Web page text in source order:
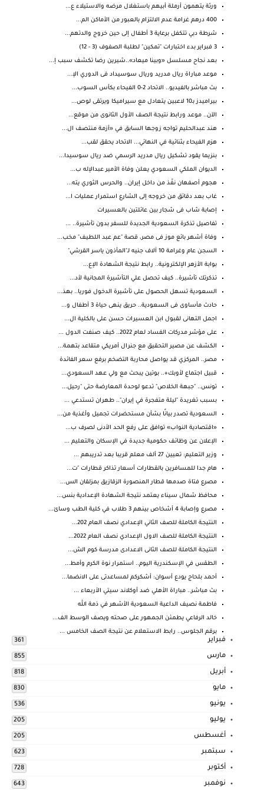
ورثة يتهمون أرملة أبيهم باستغلال مرضه والاستيلاء ع...
400 درهم غرامة عدم الالتزام بالعبور من الأماكن الم...
شرطة دبي تتكفل برعاية 3 أطفال إلى حين خروج والدتهم...
3 فبراير بدء اختبارات "تمكين" لطلبة الصفوف (3 - 12)
بعد نجاح مسلسل «وبينا ميعاد»..شيرين رضا تكشف سبب إ...
موعد مباراة ريال مدريد وريال سوسيداد فى الدوري الإ...
بث مباشر بالفيديو.. الاتحاد 2-0 الفيحاء بكأس السوب...
بيراميدز بـ10 لاعبين يتعادل مع سيراميكا ويرتقى لوص...
الآن.. موعد ورابط نتيجة الصف الأول الثانوى من موقع...
هند عبدالحليم تواجه زوجها السابق في «أزمة منتصف ال...
هزم الفيحاء بثنائية في النهائي... الاتحاد يحقق لقب...
بنزيما يقود تشكيل ريال مدريد الرسمي ضد ريال سوسيدا...
الديوان الملكي السعودي يعلن وفاة الأمير عبدالإله ب...
هجوم أصفهان نفّذ من داخل إيران.. والحرس الثوري يته...
غاب بعد دقائق من خروجه إلى الشارع استمرار عمليات ا...
إصابة شاب فى شجار بين عائلتين بالعسيرات
تفاصيل تذكرة السعودية الجديدة للسفر بدون تأشيرة.. ...
وفاة أشهر بائع موز فى مصر، قصة "عم عبد اللطيف" مخب...
السجن عام وغرامة 10 آلاف جنيه لـ"المأذون ياسر القرشي"
بوابة الأزهر الإلكترونية.. رابط نتيجة الشهادة الإع...
تذكرتك تأشيرة.. كيف تحصل علي التأشيرة المجانية لأد...
السعودية تسهل الحصول على تأشيرة الدخول فوريا.. بهذ...
حادث مأساوى فى السعودية.. حريق ينهى حياة 3 أطفال و...
اجمل التهانى لقبول ابن العسيرات حسن على بالكلية ال...
على مؤشر مدركات الفساد لعام 2022.. كيف صنفت الدول ...
الكشف عن مصير التحقيق مع جنرال أمريكي متقاعد بتهمة...
مصر.. المركزي قد يواصل محاربة التضخم برفع سعر الفائدة
قبيل اجتماع لأوبك+.. بوتين يبحث مع ولي عهد السعودي...
تونس.. "جبهة الخلاص" تدعو لوحدة المعارضة حتى "رحيل...
بسبب تغريدة "ليلة متفجرة في إيران".. طهران تستدعي ...
السعودية تصدر بيانًا بشأن مستحضرات تجميل وأغذية من...
«اقتصادية النواب» توافق على رفع الحد الأدنى لصرف ب...
الإعلان عن وظائف حكومية جديدة في الإسكان والتعليم ...
وزير التعليم: تعيين 27 ألف معلم قريبا بعد تدريبهم ...
هام جدا للمسافرين بالقطارات أسعار تذاكر قطارات "ت...
مصرع فتاة صدمها قطار المنصورة الزقازيق بمزلقان الس...
محافظ شمال سيناء يعتمد نتيجة الشهادة الإعدادية بنس...
مصرع وإصابة 4 أشخاص بينهم 3 طلاب في كلية الطب وسائ...
النتيجة الكاملة للصف الثاني الإعدادي نصف العام 202...
النتيجة الكاملة للصف الاول الإعدادي نصف العام 2022...
النتيجة الكاملة للصف الثانى الاعدادى مدرسة كوم الش...
الطقس في الإسكندرية اليوم.. استمرار نوة الكرم وأمط...
أحمد بلحاج يودع أسوان: أشكركم لمساعدتى على الانضما...
بث مباشر.. مباراة الأهلي ضد أوكلاند سيتي الأربعاء ...
فاطمة نصيف الداعية السعودية الأشهر في ذمة الله
خالد الرفاعي يطمئن الجمهور على صحته ويصف الوسط الف...
برقم الجلوس.. رابط الاستعلام عن نتيجة الصف الخامس ...
فبراير 361
مارس 855
أبريل 818
مايو 830
يونيو 536
يوليو 205
أغسطس 205
سبتمبر 623
أكتوبر 728
نوفمبر 643